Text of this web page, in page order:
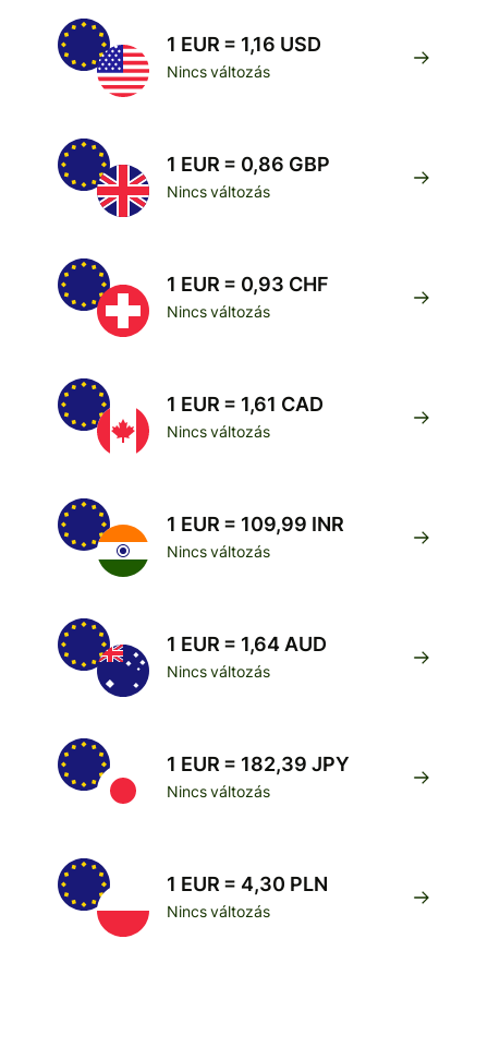
1 EUR = 1,16 USD
Nincs változás
1 EUR = 0,86 GBP
Nincs változás
1 EUR = 0,93 CHF
Nincs változás
1 EUR = 1,61 CAD
Nincs változás
1 EUR = 109,99 INR
Nincs változás
1 EUR = 1,64 AUD
Nincs változás
1 EUR = 182,39 JPY
Nincs változás
1 EUR = 4,30 PLN
Nincs változás